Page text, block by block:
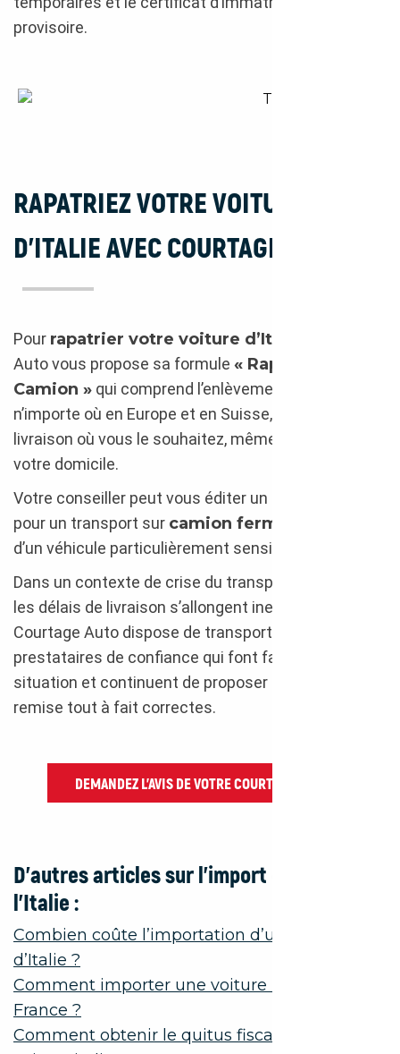
provisoire.
RAPATRIEZ VOTRE VOITURE
D’ITALIE AVEC COURTAGE AUTO
Pour rapatrier votre voiture d’Italie
Auto vous propose sa formule « Rapatriement
Camion » qui comprend l’enlèvement du véhicule
n’importe où en Europe et en Suisse, ainsi que la
livraison où vous le souhaitez, même directement à
votre domicile.
Votre conseiller peut vous éditer un devis précis
pour un transport sur camion fermé
d’un véhicule particulièrement sensible.
Dans un contexte de crise du transport routier, où
les délais de livraison s’allongent inexorablement,
Courtage Auto dispose de transporteurs
prestataires de confiance qui font face à la
situation et continuent de proposer des dates de
remise tout à fait correctes.
DEMANDEZ L’AVIS DE VOTRE COURTIER AUTO
D’autres articles sur l’import depuis
l’Italie :
Combien coûte l’importation d’une voiture
d’Italie ?
Comment importer une voiture italienne en
France ?
Comment obtenir le quitus fiscal d’une